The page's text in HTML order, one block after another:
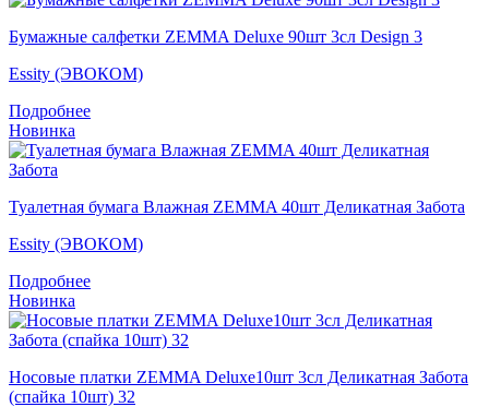
Бумажные салфетки ZEMMA Deluxe 90шт 3сл Design 3
Essity (ЭВОКОМ)
Подробнее
Новинка
Туалетная бумага Влажная ZEMMA 40шт Деликатная Забота
Essity (ЭВОКОМ)
Подробнее
Новинка
Носовые платки ZEMMA Deluxe10шт 3сл Деликатная Забота
(спайка 10шт) 32